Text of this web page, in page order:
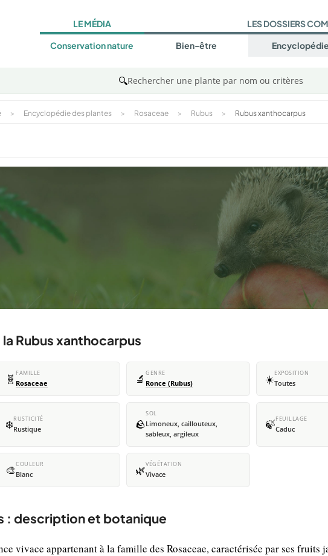
LE MÉDIA
Conservation nature
LES DOSSIERS
Bien-être Encyclopédie
🔍Rechercher une plante par nom ou critères
> Encyclopédie des plantes > Rosaceae > Rubus > Rubus xanthocarpus
Rubus xanthocarpus
🧬 FAMILLE
Rosaceae 🔬 GENRE
Ronce (Rubus) ☀️EXPOSITION
Toutes
❄️RUSTICITÉ
Rustique 🪨
SOL
Limoneux, caillouteux,
sableux, argileux
🍃FEUILLAGE
Caduc
🎨COULEUR
Blanc 🌿VÉGÉTATION
Vivace
: description et botanique
vivace appartenant à la famille des Rosaceae, caractérisée par ses fruits